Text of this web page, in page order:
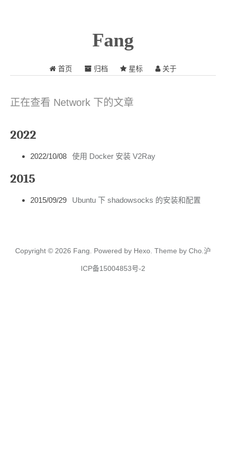
Fang
首页 归档 星标 关于
正在查看 Network 下的文章
2022
2022/10/08 使用 Docker 安装 V2Ray
2015
2015/09/29 Ubuntu 下 shadowsocks 的安装和配置
Copyright © 2026 Fang. Powered by Hexo. Theme by Cho. 沪
ICP备15004853号-2